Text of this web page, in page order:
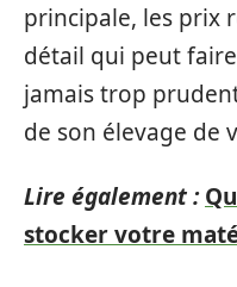
principale, les prix
détail qui peut
jamais trop
de son élevage de
Lire également :
stocker votre